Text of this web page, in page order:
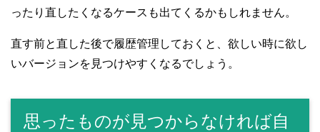
ったり直したくなるケースも出てくるかもしれません。
直す前と直した後で履歴管理しておくと、欲しい時に欲し
いバージョンを見つけやすくなるでしょう。
思ったものが見つからなければ自